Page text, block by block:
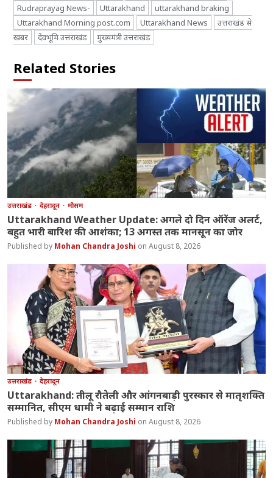
Rudraprayag News-
Uttarakhand
uttarakhand braking
Uttarakhand Morning post.com
Uttarakhand News
उत्तराखंड से
खबर
देवभूमि उत्तराखंड मुख्यमंत्री उत्तराखंड
Related Stories
उत्तराखंड देहरादून मौसम
Uttarakhand Weather Update: अगले दो दिन ऑरेंज अलर्ट,
बहुत भारी बारिश की आशंका; 13 अगस्त तक मानसून का जोर
Mohan Chandra Joshi August 8, 2026
उत्तराखंड देहरादून
Uttarakhand: तीलू रौतेली और आंगनबाड़ी पुरस्कार से मातृशक्ति
सम्मानित, सीएम धामी ने बढ़ाई सम्मान राशि
Mohan Chandra Joshi August 8, 2026